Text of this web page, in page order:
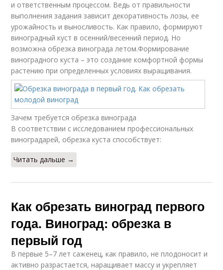
и ответственным процессом. Ведь от правильности
выполнения задания зависит декоративность лозы, ее
урожайность и выносливость. Как правило, формируют
виноградный куст в осенний/весенний период. Но
возможна обрезка винограда летом.Формирование
виноградного куста – это создание комфортной формы
растению при определенных условиях выращивания.
Зачем требуется обрезка винограда
В соответствии с исследованием профессиональных
виноградарей, обрезка куста способствует:
Читать дальше →
Как обрезать виноград первого
года. Виноград: обрезка в
первый год
В первые 5–7 лет саженец, как правило, не плодоносит и
активно разрастается, наращивает массу и укрепляет